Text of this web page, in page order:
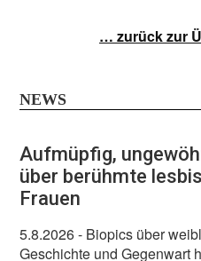
… zurück zur
NEWS
Aufmüpfig,
über berühmte
Frauen
5.8.2026- Biopics über
Geschichte und Gegenwart